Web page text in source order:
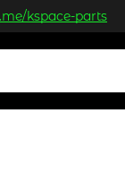
kspace-parts